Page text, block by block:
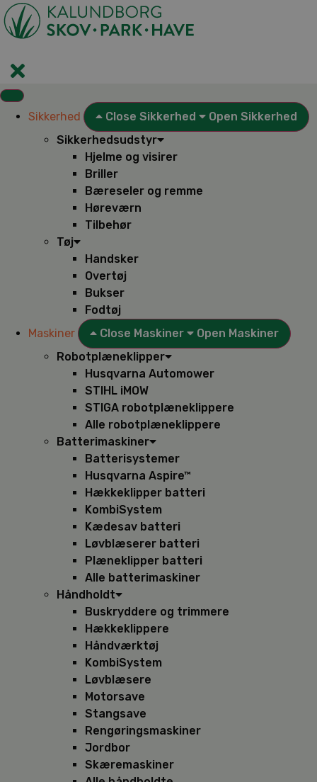
Videre
til
indhold
Sikkerhed Close Sikkerhed
Open Sikkerhed
Sikkerhedsudstyr
Hjelme og visirer
Briller
Bæreseler og remme
Høreværn
Tilbehør
Tøj
Handsker
Overtøj
Bukser
Fodtøj
Maskiner
Close Maskiner
Open Maskiner
Robotplæneklipper
Husqvarna Automower
STIHL iMOW
STIGA robotplæneklippere
Alle robotplæneklippere
Batterimaskiner
Batterisystemer
Husqvarna Aspire™
Hækkeklipper batteri
KombiSystem
Kædesav batteri
Løvblæserer batteri
Plæneklipper batteri
Alle batterimaskiner
Håndholdt
Buskryddere og trimmere
Hækkeklippere
Håndværktøj
KombiSystem
Løvblæsere
Motorsave
Stangsave
Rengøringsmaskiner
Jordbor
Skæremaskiner